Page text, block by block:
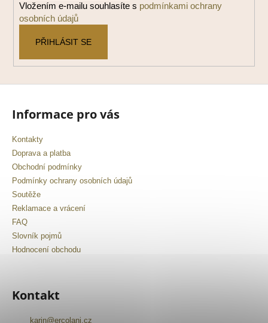
Vložením e-mailu souhlasíte s podmínkami ochrany
osobních údajů
PŘIHLÁSIT SE
Informace pro vás
Kontakty
Doprava a platba
Obchodní podmínky
Podmínky ochrany osobních údajů
Soutěže
Reklamace a vrácení
FAQ
Slovník pojmů
Hodnocení obchodu
Kontakt
karin@ercolani.cz